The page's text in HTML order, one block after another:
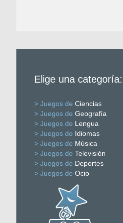
Elige una categoría:
> Juegos de Ciencias
> Juegos de Geografía
> Juegos de Lengua
> Juegos de Idiomas
> Juegos de Música
> Juegos de Televisión
> Juegos de Deportes
> Juegos de Ocio